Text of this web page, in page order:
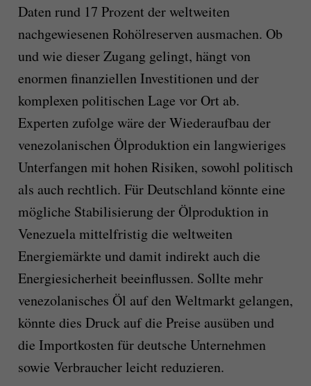
Daten rund 17 Prozent der weltweiten
nachgewiesenen Rohölreserven ausmachen. Ob
und wie dieser Zugang gelingt, hängt von
enormen finanziellen Investitionen und der
komplexen politischen Lage vor Ort ab.
Experten zufolge wäre der Wiederaufbau der
venezolanischen Ölproduktion ein langwieriges
Unterfangen mit hohen Risiken, sowohl politisch
als auch rechtlich. Für Deutschland könnte eine
mögliche Stabilisierung der Ölproduktion in
Venezuela mittelfristig die weltweiten
Energiemärkte und damit indirekt auch die
Energiesicherheit beeinflussen. Sollte mehr
venezolanisches Öl auf den Weltmarkt gelangen,
könnte dies Druck auf die Preise ausüben und
die Importkosten für deutsche Unternehmen
sowie Verbraucher leicht reduzieren.